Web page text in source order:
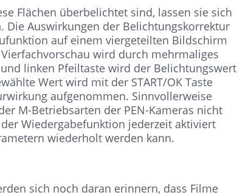
Flächen überbelichtet sind, lassen sie sich
Auswirkungen der Belichtungskorrektur
auf einem viergeteilten Bildschirm
wird durch mehrmaliges
linken Pfeiltaste wird der Belichtungswert
Wert wird mit der START/OK Taste
aufgenommen. Sinnvollerweise
M-Betriebsarten der PEN-Kameras nicht
Wiedergabefunktion jederzeit aktiviert
wiederholt werden kann.
sich noch daran erinnern, dass Filme